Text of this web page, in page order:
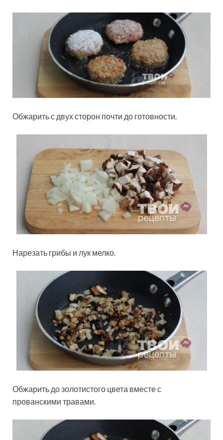
Обжарить с двух сторон почти до готовности.
Нарезать грибы и лук мелко.
Обжарить до золотистого цвета вместе с
прованскими травами.